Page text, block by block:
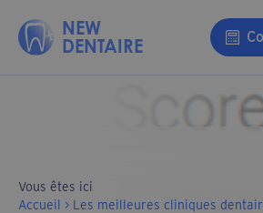
NEW
DENTAIRE
Vous êtes ici
Accueil > Les meilleures cliniques